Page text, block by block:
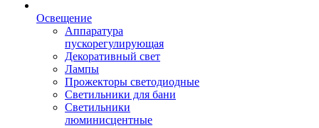
Освещение
Аппаратура
пускорегулирующая
Декоративный свет
Лампы
Прожекторы светодиодные
Светильники для бани
Светильники
люминисцентные